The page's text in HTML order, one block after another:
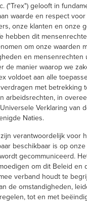
("Trex") gelooft in
waarde en respect
onze klanten en onze
hebben dit
om onze waarden
en
de manier waarop we
voldoet aan alle
met betrekking
arbeidsrechten, in
Verklaring van
Naties.
verantwoordelijk voor
beschikbaar is op
gecommuniceerd.
om dit Beleid en
verband houdt te
de omstandigheden,
tot en met